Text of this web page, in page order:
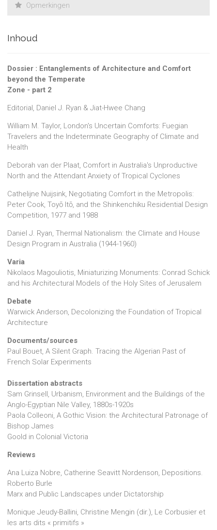
Opmerkingen
Inhoud
Dossier : Entanglements of Architecture and Comfort
beyond the Temperate
Zone - part 2
Editorial, Daniel J. Ryan & Jiat-Hwee Chang
William M. Taylor, London's Uncertain Comforts: Fuegian
Travelers and the Indeterminate Geography of Climate and
Health
Deborah van der Plaat, Comfort in Australia's Unproductive
North and the Attendant Anxiety of Tropical Cyclones
Cathelijne Nuijsink, Negotiating Comfort in the Metropolis:
Peter Cook, Toyō Itō, and the Shinkenchiku Residential Design
Competition, 1977 and 1988
Daniel J. Ryan, Thermal Nationalism: the Climate and House
Design Program in Australia (1944-1960)
Varia
Nikolaos Magouliotis, Miniaturizing Monuments: Conrad Schick
and his Architectural Models of the Holy Sites of Jerusalem
Debate
Warwick Anderson, Decolonizing the Foundation of Tropical
Architecture
Documents/sources
Paul Bouet, A Silent Graph. Tracing the Algerian Past of
French Solar Experiments
Dissertation abstracts
Sam Grinsell, Urbanism, Environment and the Buildings of the
Anglo-Egyptian Nile Valley, 1880s-1920s
Paola Colleoni, A Gothic Vision: the Architectural Patronage of
Bishop James
Goold in Colonial Victoria
Reviews
Ana Luiza Nobre, Catherine Seavitt Nordenson, Depositions.
Roberto Burle
Marx and Public Landscapes under Dictatorship
Monique Jeudy-Ballini, Christine Mengin (dir.), Le Corbusier et
les arts dits « primitifs »